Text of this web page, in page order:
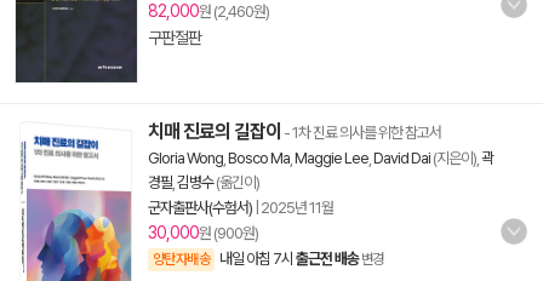
82,000원 (2,460원)
구판절판
치매 진료의 길잡이 - 1차 진료 의사를 위한 참고서
Gloria Wong Bosco Ma Maggie Lee David Dai (지은이), 곽
경필 김병수(옮긴이)
군자출판사(수험서) 2025년 11월
30,000원 (900원)
양탄자배송 내일 아침 7시 출근전 배송 변경